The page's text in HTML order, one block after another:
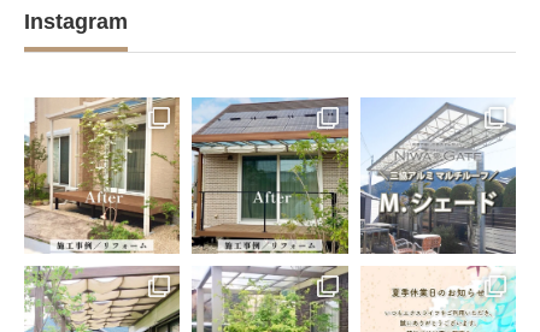
Instagram